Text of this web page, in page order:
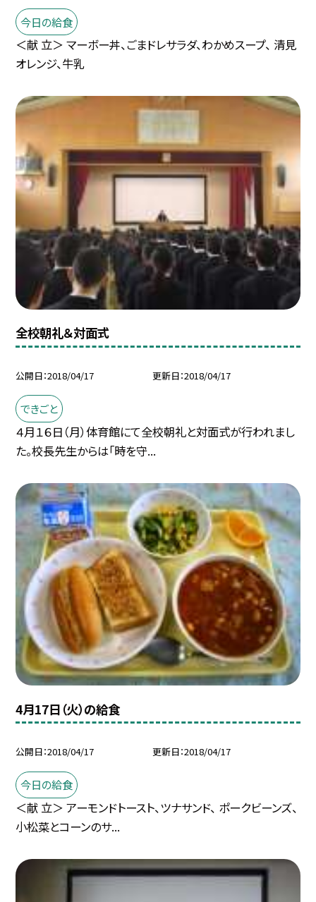
今日の給食
＜献 立＞ マーボー丼、ごまドレサラダ、わかめスープ、 清見
オレンジ、牛乳
全校朝礼＆対面式
公開日 2018/04/17 更新日 2018/04/17
できごと
４月１６日（月）体育館にて全校朝礼と対面式が行われまし
た。校長先生からは「時を守...
4月17日（火）の給食
公開日 2018/04/17 更新日 2018/04/17
今日の給食
＜献 立＞ アーモンドトースト、ツナサンド、 ポークビーンズ、
小松菜とコーンのサ...